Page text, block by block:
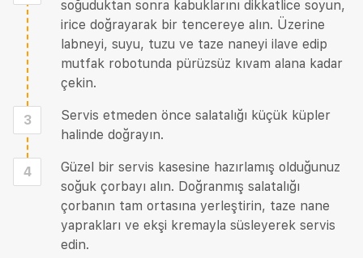
soğuduktan sonra kabuklarını dikkatlice soyun,
irice doğrayarak bir tencereye alın. Üzerine
labneyi, suyu, tuzu ve taze naneyi ilave edip
mutfak robotunda pürüzsüz kıvam alana kadar
çekin.
3
Servis etmeden önce salatalığı küçük küpler
halinde doğrayın.
4
Güzel bir servis kasesine hazırlamış olduğunuz
soğuk çorbayı alın. Doğranmış salatalığı
çorbanın tam ortasına yerleştirin, taze nane
yaprakları ve ekşi kremayla süsleyerek servis
edin.